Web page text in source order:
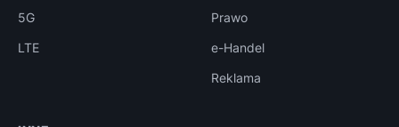
5G
LTE
Prawo
e-Handel
Reklama